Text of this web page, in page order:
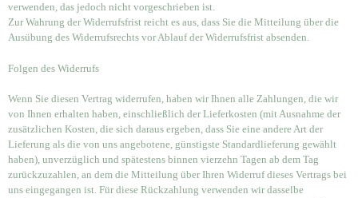
verwenden, das jedoch nicht vorgeschrieben ist.
Zur Wahrung der Widerrufsfrist reicht es aus, dass Sie die Mitteilung über die
Ausübung des Widerrufsrechts vor Ablauf der Widerrufsfrist absenden.
Folgen des Widerrufs
Wenn Sie diesen Vertrag widerrufen, haben wir Ihnen alle Zahlungen, die wir
von Ihnen erhalten haben, einschließlich der Lieferkosten (mit Ausnahme der
zusätzlichen Kosten, die sich daraus ergeben, dass Sie eine andere Art der
Lieferung als die von uns angebotene, günstigste Standardlieferung gewählt
haben), unverzüglich und spätestens binnen vierzehn Tagen ab dem Tag
zurückzuzahlen, an dem die Mitteilung über Ihren Widerruf dieses Vertrags bei
uns eingegangen ist. Für diese Rückzahlung verwenden wir dasselbe